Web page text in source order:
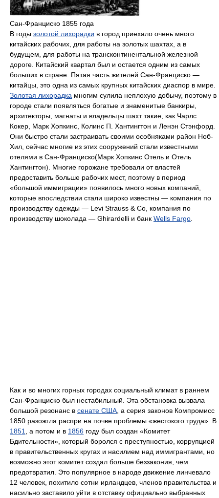
Сан-Франциско 1855 года
В годы золотой лихорадки в город приехало очень много
китайских рабочих, для работы на золотых шахтах, а в
будущем, для работы на трансконтинентальной железной
дороге. Китайский квартал был и остается одним из самых
больших в стране. Пятая часть жителей Сан-Франциско —
китайцы, это одна из самых крупных китайских диаспор в мире.
Золотая лихорадка многим сулила неплохую добычу, поэтому в
городе стали появляться богатые и знаменитые банкиры,
архитекторы, магнаты и владельцы шахт такие, как Чарлс
Кокер, Марк Хопкинс, Колинс П. Хантингтон и Ленэн Стэнфорд.
Они быстро стали застраивать своими особняками район Ноб-
Хил, сейчас многие из этих сооружений стали известными
отелями в Сан-Франциско(Марк Хопкинс Отель и Отель
Хантингтон). Многие горожане требовали от властей
предоставить больше рабочих мест, поэтому в период
«большой иммиграции» появилось много новых компаний,
которые впоследствии стали широко известны — компания по
производству одежды — Levi Strauss & Co, компания по
производству шоколада — Ghirardelli и банк Wells Fargo
Как и во многих горных городах социальный климат в раннем
Сан-Франциско был нестабильный. Эта обстановка вызвала
большой резонанс в сенате США , а серия законов Компромисс
1850 разожгла распри на почве проблемы «жестокого труда». В
1851
, а потом и в 1856 году был создан «Комитет
Бдительности», который боролся с преступностью, коррупцией
в правительственных кругах и насилием над иммигрантами, но
возможно этот комитет создал больше беззакония, чем
предотвратил. Это популярное в народе движение линчевало
12 человек, похитило сотни ирландцев, членов правительства и
насильно заставило уйти в отставку официально выбранных